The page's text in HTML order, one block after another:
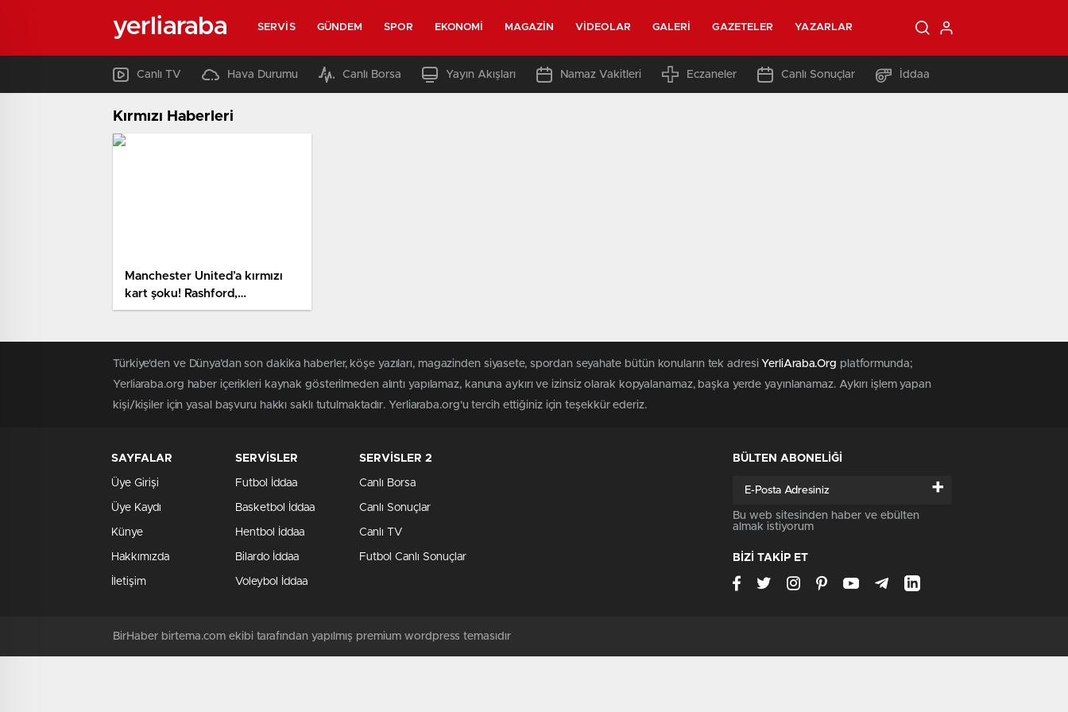
yerliaraba SERVIS GÜNDEM SPOR EKONOMI MAGAZIN VIDEOLAR GALERI GAZETELER YAZARLAR
Canlı TV Hava Durumu Canlı Borsa Yayın Akışları Namaz Vakitleri Eczaneler Canlı Sonuçlar İddaa
Kırmızı Haberleri
Manchester United’a kırmızı
kart şoku! Rashford,
Galatasaray maçında yok
Türkiye'den ve Dünya’dan son dakika haberler, köşe yazıları, magazinden siyasete, spordan seyahate bütün konuların tek adresi YerliAraba.Org platformunda;
Yerliaraba.org haber içerikleri kaynak gösterilmeden alıntı yapılamaz, kanuna aykırı ve izinsiz olarak kopyalanamaz, başka yerde yayınlanamaz. Aykırı işlem yapan
kişi/kişiler için yasal başvuru hakkı saklı tutulmaktadır. Yerliaraba.org'u tercih ettiğiniz için teşekkür ederiz.
SAYFALAR
Üye Girişi
Üye Kaydı
Künye
Hakkımızda
İletişim
SERVİSLER
Futbol İddaa
Basketbol İddaa
Hentbol İddaa
Bilardo İddaa
Voleybol İddaa
SERVİSLER 2
Canlı Borsa
Canlı Sonuçlar
Canlı TV
Futbol Canlı Sonuçlar
BÜLTEN ABONELİĞİ
+
Bu web sitesinden haber ve ebülten
almak istiyorum
BİZİ TAKİP ET
BirHaber birtema.com ekibi tarafından yapılmış premium wordpress temasıdır